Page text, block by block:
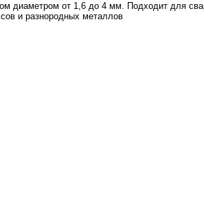
диаметром от 1,6 до 4 мм. Подходит для
и разнородных металлов